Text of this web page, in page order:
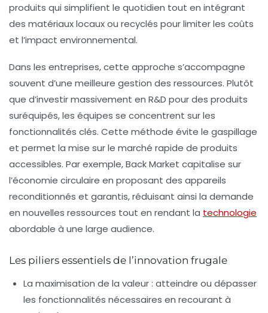
produits qui simplifient le quotidien tout en intégrant
des matériaux locaux ou recyclés pour limiter les coûts
et l’impact environnemental.
Dans les entreprises, cette approche s’accompagne
souvent d’une meilleure gestion des ressources. Plutôt
que d’investir massivement en R&D pour des produits
suréquipés, les équipes se concentrent sur les
fonctionnalités clés. Cette méthode évite le gaspillage
et permet la mise sur le marché rapide de produits
accessibles. Par exemple,Back Market capitalise sur
l’économie circulaire en proposant des appareils
reconditionnés et garantis, réduisant ainsi la demande
en nouvelles ressources tout en rendant la technologie
abordable à une large audience.
Les piliers essentiels de l’innovation frugale
La maximisation de la valeur: atteindre ou dépasser
les fonctionnalités nécessaires en recourant à